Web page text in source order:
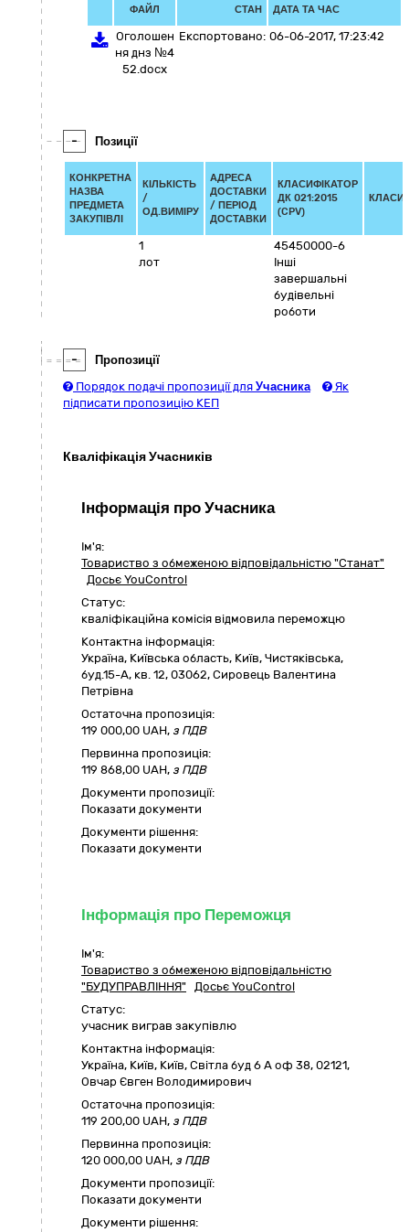
ФАЙЛ СТАН ДАТА ТА ЧАС
Оголошен
ня днз №4
52.docx
Експортовано: 06-06-2017, 17:23:42
- Позиції
КОНКРЕТНА
НАЗВА
ПРЕДМЕТА
ЗАКУПІВЛІ
КІЛЬКІСТЬ
/
ОД.ВИМІРУ
АДРЕСА
ДОСТАВКИ
/ ПЕРІОД
ДОСТАВКИ
КЛАСИФІКАТОР
ДК 021:2015
(CPV)
1
лот
45450000-6
Інші
завершальні
будівельні
роботи
-
Пропозиції
Порядок подачі пропозиції для Учасника
Як
підписати пропозицію КЕП
Кваліфікація Учасників
Інформація про Учасника
Ім'я:
Товариство з обмеженою відповідальністю "Станат"
Досьє YouControl
Статус:
кваліфікаційна комісія відмовила переможцю
Контактна інформація:
Україна, Київська область, Київ, Чистяківська,
буд.15-А, кв. 12, 03062, Сировець Валентина
Петрівна
Остаточна пропозиція:
119 000,00 UAH, з ПДВ
Первинна пропозиція:
119 868,00 UAH, з ПДВ
Документи пропозиції:
Показати документи
Документи рішення:
Показати документи
Інформація про Переможця
Ім'я:
Товариство з обмеженою відповідальністю
"БУДУПРАВЛІННЯ" Досьє YouControl
Статус:
учасник виграв закупівлю
Контактна інформація:
Україна, Київ, Київ, Світла буд 6 А оф 38, 02121,
Овчар Євген Володимирович
Остаточна пропозиція:
119 200,00 UAH, з ПДВ
Первинна пропозиція:
120 000,00 UAH, з ПДВ
Документи пропозиції:
Показати документи
Документи рішення: